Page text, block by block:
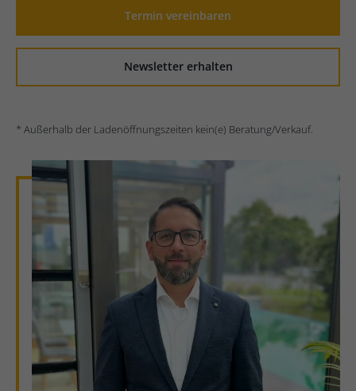
Termin vereinbaren
Newsletter erhalten
* Außerhalb der Ladenöffnungszeiten kein(e) Beratung/Verkauf.